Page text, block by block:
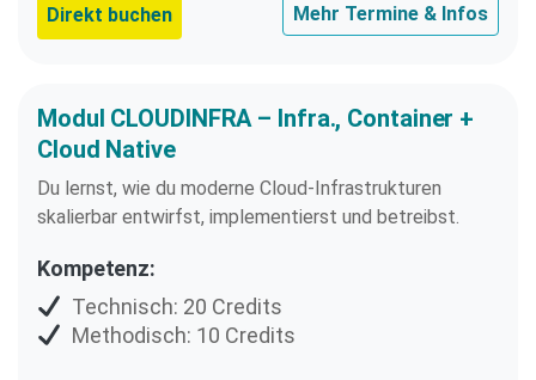
Direkt buchen Mehr Termine & Infos
Modul CLOUDINFRA – Infra., Container +
Cloud Native
Du lernst, wie du moderne Cloud-Infrastrukturen
skalierbar entwirfst, implementierst und betreibst.
Kompetenz:
Technisch: 20 Credits
Methodisch: 10 Credits